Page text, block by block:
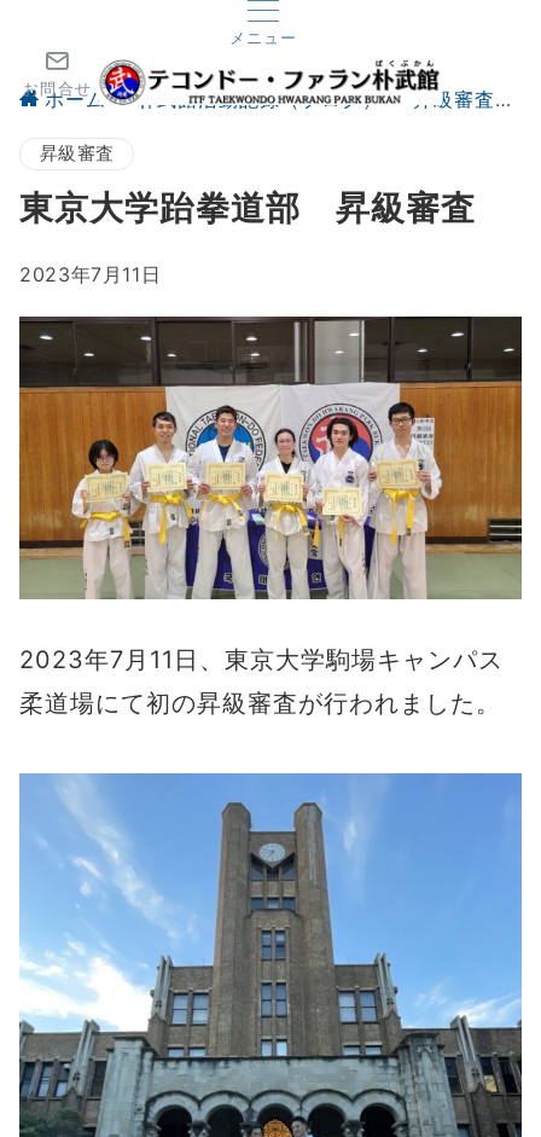
メニュー
お問合せ
ホーム 朴武館活動記録（ブログ） 昇級審査
昇級審査
東京大学跆拳道部 昇級審査
2023年7月11日
2023年7月11日、東京大学駒場キャンパス
柔道場にて初の昇級審査が行われました。